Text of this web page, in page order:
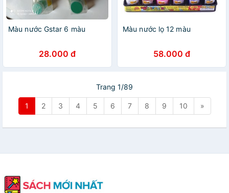
Màu nước Gstar 6 màu
28.000 đ
Màu nước lọ 12 màu
58.000 đ
Trang 1/89
1 2 3 4 5 6 7 8 9 10 »